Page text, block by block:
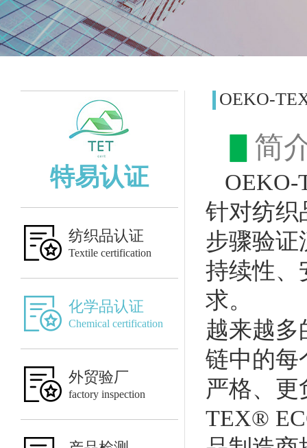
特易认证
纺织品认证
Textile certification
化学品认证
Chemical certification
外贸验厂
factory inspection
OEKO-
简
OEKO-
针对纺织
步骤验证
持续性、
求。
越来越多
链中的每
严格、更
TEX®